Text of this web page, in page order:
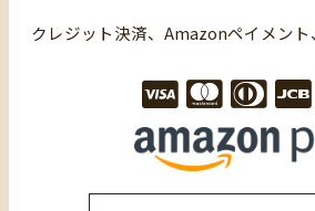
クレジット決済、Amazonペイメン